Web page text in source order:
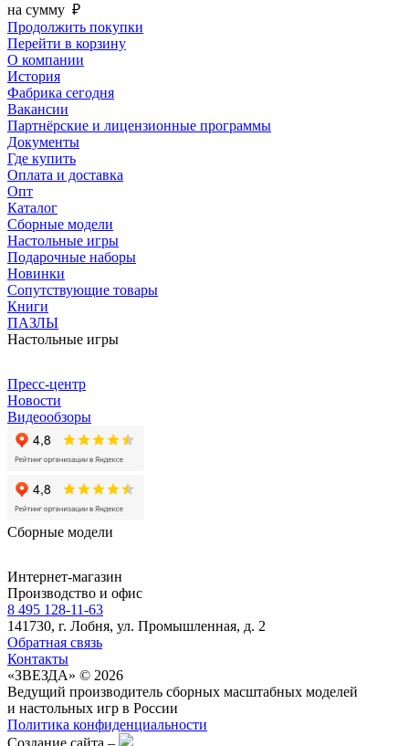
на сумму ₽
Продолжить покупки
Перейти в корзину
О компании
История
Фабрика сегодня
Вакансии
Партнёрские и лицензионные программы
Документы
Где купить
Оплата и доставка
Опт
Каталог
Сборные модели
Настольные игры
Подарочные наборы
Новинки
Сопутствующие товары
Книги
ПАЗЛЫ
Настольные игры
Пресс-центр
Новости
Видеообзоры
Сборные модели
Интернет-магазин
Производство и офис
8 495 128-11-63
141730, г. Лобня, ул. Промышленная, д. 2
Обратная связь
Контакты
«ЗВЕЗДА» © 2026
Ведущий производитель сборных масштабных моделей
и настольных игр в России
Политика конфиденциальности
Создание сайта –